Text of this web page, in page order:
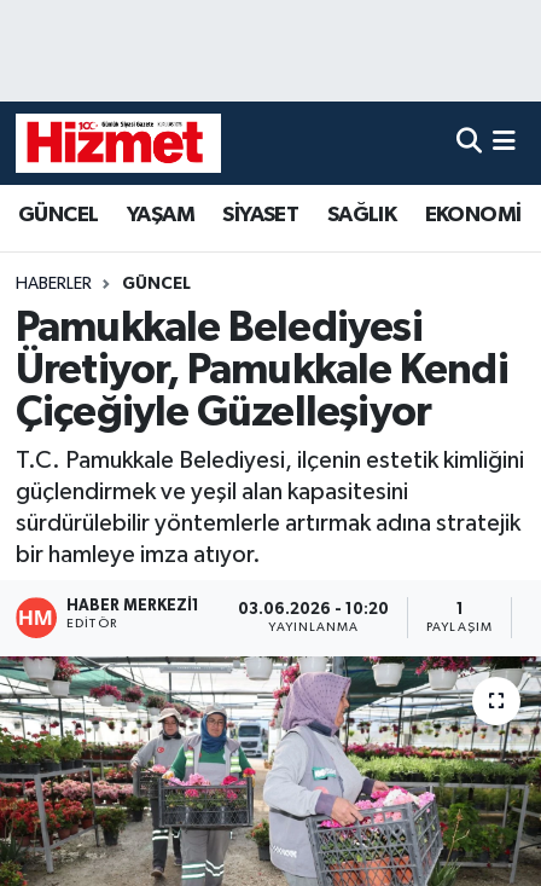
GÜNCEL YAŞAM SİYASET SAĞLIK EKONOMİ
HABERLER GÜNCEL
Pamukkale Belediyesi
Üretiyor, Pamukkale Kendi
Çiçeğiyle Güzelleşiyor
T.C. Pamukkale Belediyesi, ilçenin estetik kimliğini
güçlendirmek ve yeşil alan kapasitesini
sürdürülebilir yöntemlerle artırmak adına stratejik
bir hamleye imza atıyor.
HABER MERKEZI1
EDITÖR
03.06.2026 - 10:20
YAYINLANMA
1
PAYLAŞIM
YAŞAM
SİYASET
SAĞLIK
EKONOMİ
KÜLTÜR SANAT
SPOR
MAGAZİN
RESMİ REKLAM
Denizli Hava Durumu
Denizli Trafik Yoğunluk Haritası
Süper Lig Puan Durumu ve Fikstür
Tüm Manşetler
Son Dakika Haberleri
Haber Arşivi